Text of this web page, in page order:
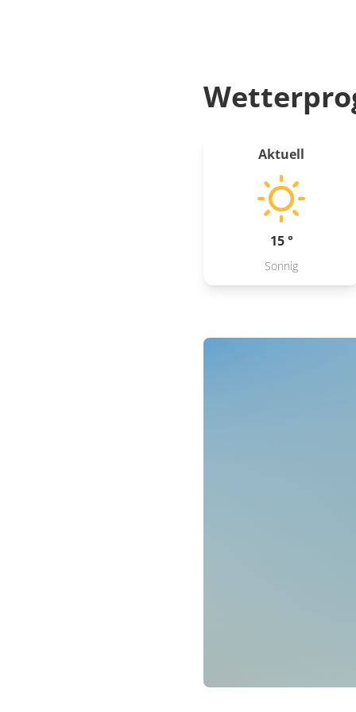
Aktuell
15 °
Sonnig